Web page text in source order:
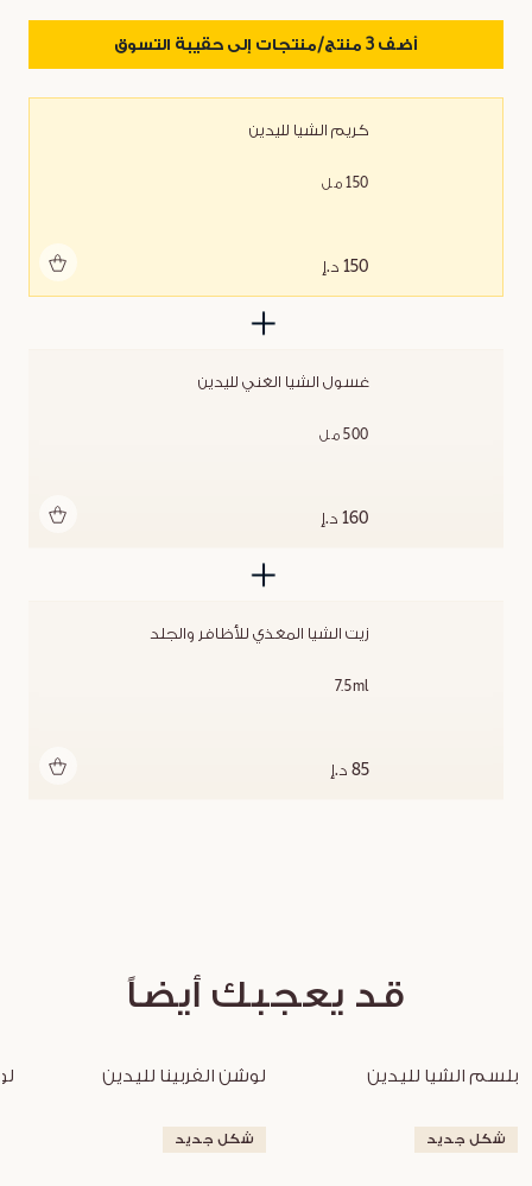
كريم الشيا لليدين
150 مل
150 د.إ
غسول الشيا الغني لليدين
500 مل
160 د.إ
زيت الشيا المغذي للأظافر والجلد
7.5ml
85 د.إ
أضف 3 منتج/منتجات إلى حقيبة التسوق
قد يعجبك أيضاً
بلسم الشيا لليدين
شكل جديد
لوشن الفربينا لليدين
شكل جديد